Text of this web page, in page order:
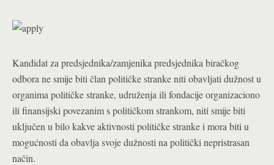
Kandidat za predsjednika/zamjenika predsjednika biračkog
odbora ne smije biti član političke stranke niti obavljati dužnost u
organima političke stranke, udruženja ili fondacije organizaciono
ili finansijski povezanim s političkom strankom, niti smije biti
uključen u bilo kakve aktivnosti političke stranke i mora biti u
mogućnosti da obavlja svoje dužnosti na politički nepristrasan
način.